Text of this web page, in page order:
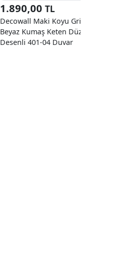
1.890,00 TL
Decowall Maki Koyu Gri
Beyaz Kumaş Keten Düz
Desenli 401-04 Duvar